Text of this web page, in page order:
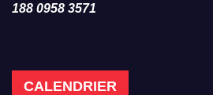
188 0958 3571
CALENDRIER